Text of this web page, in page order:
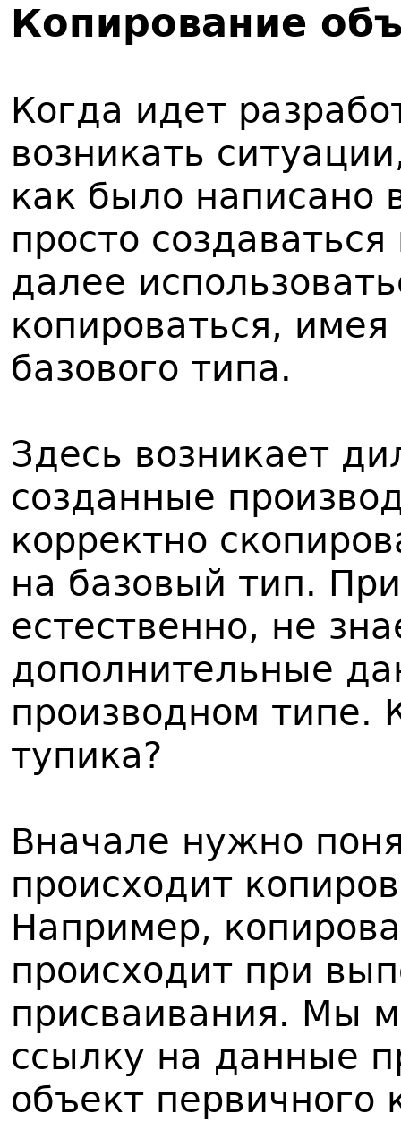
Копирование
Когда идет
возникать
как было
просто
далее
копироваться,
базового типа.
Здесь возникает
созданные
корректно
на базовый тип.
естественно, не
дополнительные
производном типе.
тупика?
Вначале нужно
происходит
Например,
происходит при
присваивания. Мы
ссылку на данные
объект первичного